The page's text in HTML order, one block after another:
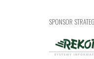
SPONSOR